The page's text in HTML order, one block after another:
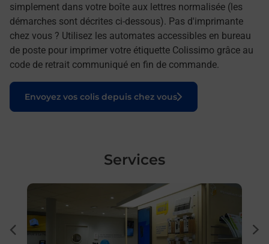
simplement dans votre boîte aux lettres normalisée (les
démarches sont décrites ci-dessous). Pas d'imprimante
chez vous ? Utilisez les automates accessibles en bureau
de poste pour imprimer votre étiquette Colissimo grâce au
code de retrait communiqué en fin de commande.
Envoyez vos colis depuis chez vous
Le lien s'ouvre dans un nouvel onglet
Services
En savoir plus